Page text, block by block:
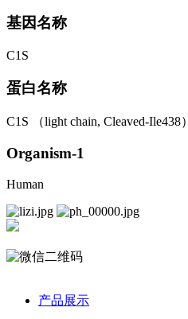
基因名称
C1S
蛋白名称
C1S （light chain, Cleaved-Ile438）
Organism-1
Human
产品展示